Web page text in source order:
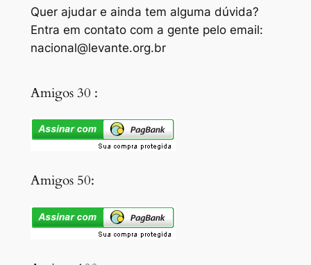
Quer ajudar e ainda tem alguma dúvida?
Entra em contato com a gente pelo email:
nacional@levante.org.br
Amigos 30 :
Amigos 50: